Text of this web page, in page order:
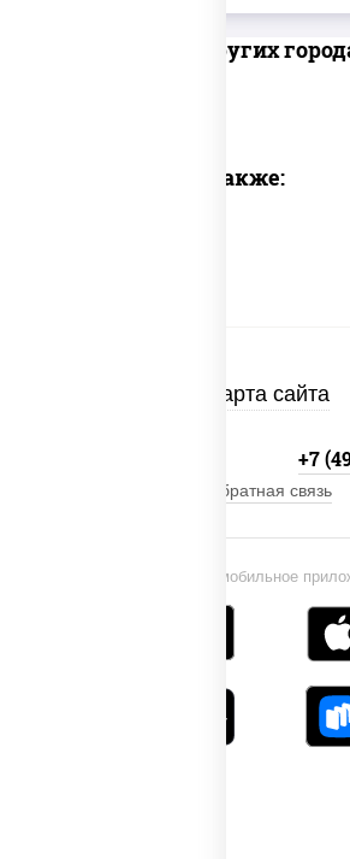
Доставка в других
Предлагаем также:
Карта сайта
Установи мобильное
+7
Обратная связь